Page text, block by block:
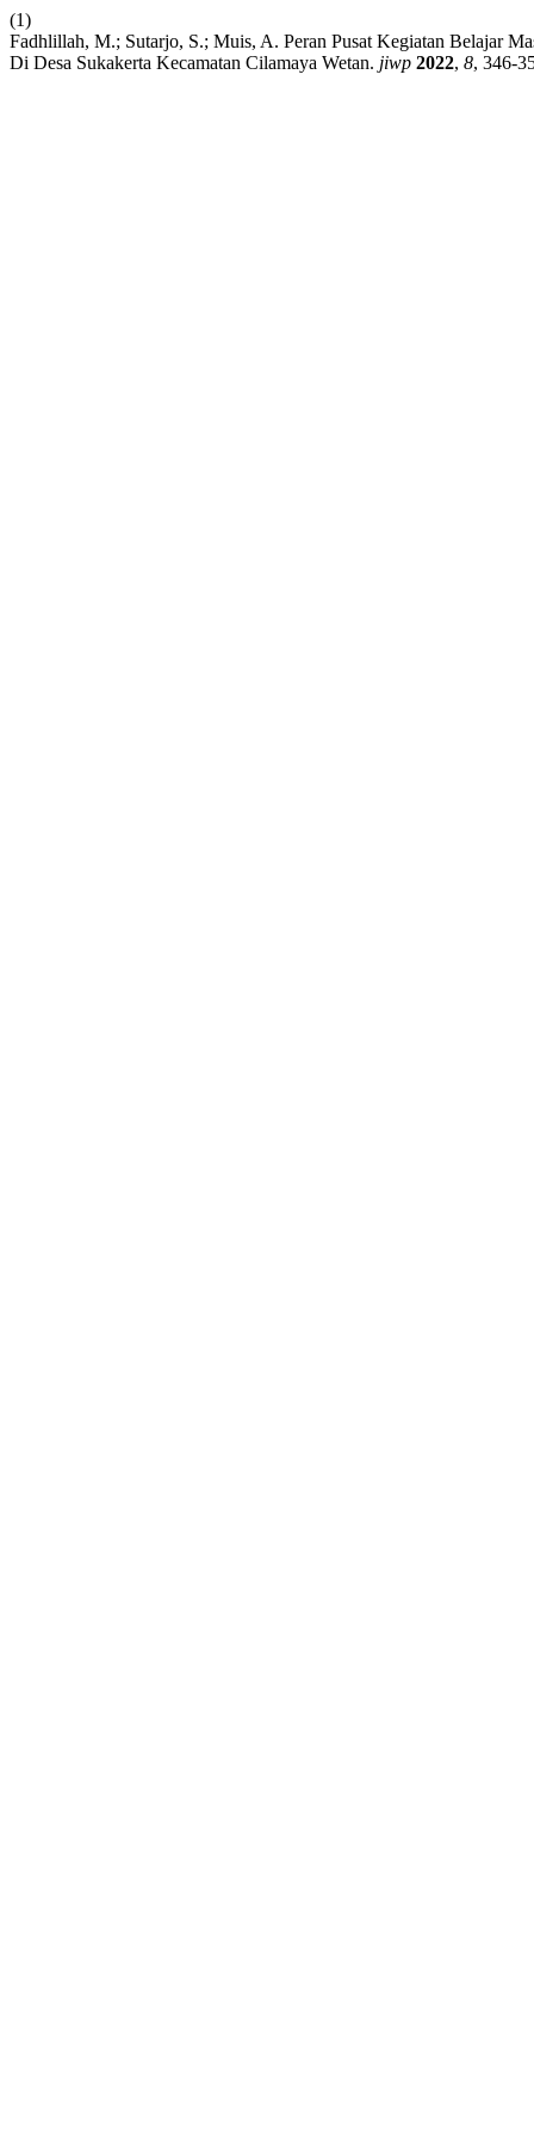
(1)
Fadhlillah, M.; Sutarjo, S.; Muis, A. Peran Pusat Kegiatan Belajar
Di Desa Sukakerta Kecamatan Cilamaya Wetan. jiwp 2022, 8, 346-